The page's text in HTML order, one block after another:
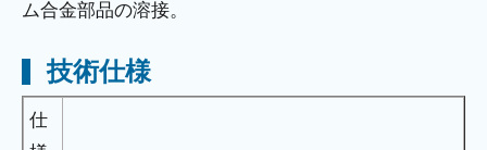
ム合金部品の溶接。
技術仕様
仕